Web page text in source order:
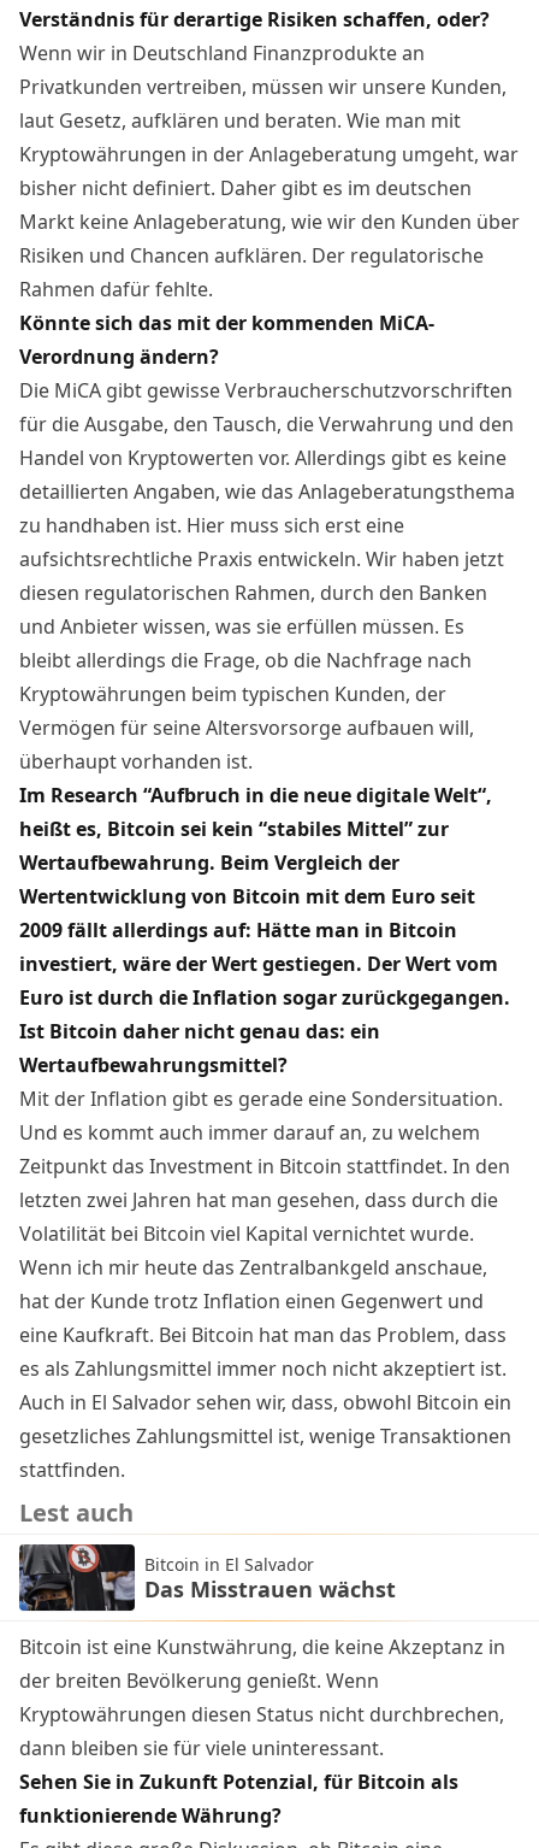
Verständnis für derartige Risiken schaffen, oder?
Wenn wir in Deutschland Finanzprodukte an
Privatkunden vertreiben, müssen wir unsere Kunden,
laut Gesetz, aufklären und beraten. Wie man mit
Kryptowährungen in der Anlageberatung umgeht, war
bisher nicht definiert. Daher gibt es im deutschen
Markt keine Anlageberatung, wie wir den Kunden über
Risiken und Chancen aufklären. Der regulatorische
Rahmen dafür fehlte.
Könnte sich das mit der kommenden MiCA-
Verordnung ändern?
Die MiCA gibt gewisse Verbraucherschutzvorschriften
für die Ausgabe, den Tausch, die Verwahrung und den
Handel von Kryptowerten vor. Allerdings gibt es keine
detaillierten Angaben, wie das Anlageberatungsthema
zu handhaben ist. Hier muss sich erst eine
aufsichtsrechtliche Praxis entwickeln. Wir haben jetzt
diesen regulatorischen Rahmen, durch den Banken
und Anbieter wissen, was sie erfüllen müssen. Es
bleibt allerdings die Frage, ob die Nachfrage nach
Kryptowährungen beim typischen Kunden, der
Vermögen für seine Altersvorsorge aufbauen will,
überhaupt vorhanden ist.
Im Research “Aufbruch in die neue digitale Welt“,
heißt es, Bitcoin sei kein “stabiles Mittel” zur
Wertaufbewahrung. Beim Vergleich der
Wertentwicklung von Bitcoin mit dem Euro seit
2009 fällt allerdings auf: Hätte man in Bitcoin
investiert, wäre der Wert gestiegen. Der Wert vom
Euro ist durch die Inflation sogar zurückgegangen.
Ist Bitcoin daher nicht genau das: ein
Wertaufbewahrungsmittel?
Mit der Inflation gibt es gerade eine Sondersituation.
Und es kommt auch immer darauf an, zu welchem
Zeitpunkt das Investment in Bitcoin stattfindet. In den
letzten zwei Jahren hat man gesehen, dass durch die
Volatilität bei Bitcoin viel Kapital vernichtet wurde.
Wenn ich mir heute das Zentralbankgeld anschaue,
hat der Kunde trotz Inflation einen Gegenwert und
eine Kaufkraft. Bei Bitcoin hat man das Problem, dass
es als Zahlungsmittel immer noch nicht akzeptiert ist.
Auch in El Salvador sehen wir, dass, obwohl Bitcoin ein
gesetzliches Zahlungsmittel ist, wenige Transaktionen
stattfinden.
Lest auch
Bitcoin in El Salvador
Das Misstrauen wächst
Bitcoin ist eine Kunstwährung, die keine Akzeptanz in
der breiten Bevölkerung genießt. Wenn
Kryptowährungen diesen Status nicht durchbrechen,
dann bleiben sie für viele uninteressant.
Sehen Sie in Zukunft Potenzial, für Bitcoin als
funktionierende Währung?